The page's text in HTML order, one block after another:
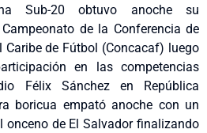
Sub-20 obtuvo anoche su
de la Conferencia de
Caribe de Fútbol (Concacaf) luego
en las competencias
Félix Sánchez en República
boricua empató anoche con un
onceno de El Salvador finalizando